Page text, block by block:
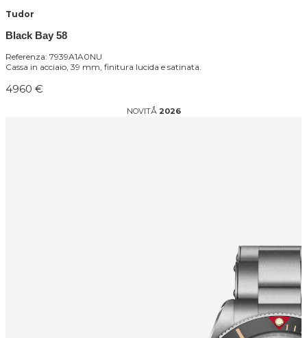
Tudor
Black Bay 58
Referenza: 7939A1A0NU
Cassa in acciaio, 39 mm, finitura lucida e satinata.
4960 €
NOVITÅ 2026